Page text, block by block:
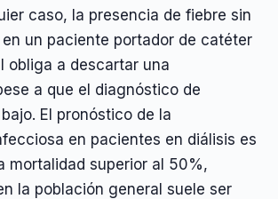
caso, la presencia de fiebre sin
un paciente portador de catéter
obliga a descartar una
a que el diagnóstico de
El pronóstico de la
en pacientes en diálisis es
mortalidad superior al 50%,
la población general suele ser